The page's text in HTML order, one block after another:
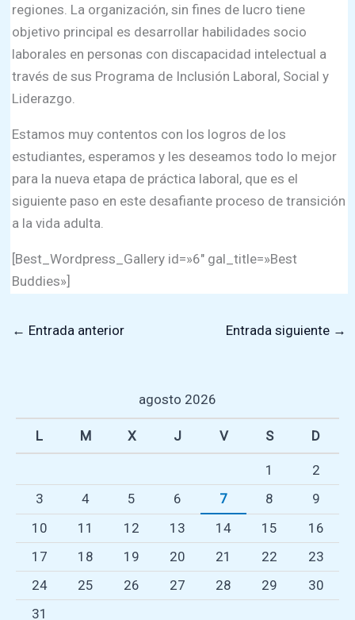
regiones. La organización, sin fines de lucro tiene
objetivo principal es desarrollar habilidades socio
laborales en personas con discapacidad intelectual a
través de sus Programa de Inclusión Laboral, Social y
Liderazgo.
Estamos muy contentos con los logros de los
estudiantes, esperamos y les deseamos todo lo mejor
para la nueva etapa de práctica laboral, que es el
siguiente paso en este desafiante proceso de transición
a la vida adulta.
[Best_Wordpress_Gallery id=»6″ gal_title=»Best
Buddies»]
← Entrada anterior Entrada siguiente →
agosto 2026
L M X J V S D
1
2
3
4 5 6 7 8
9
10
11 12 13 14 15
16
17
18 19 20 21 22
23
24
25 26 27 28 29
30
31